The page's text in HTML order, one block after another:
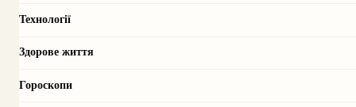
Технології
Здорове життя
Гороскопи